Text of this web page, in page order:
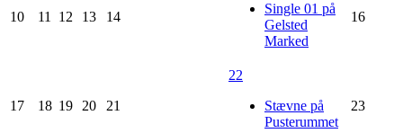
10 11 12 13 14
Single 01 på
Gelsted
Marked
16
17 18 19 20 21
22
Stævne på
Pusterummet
23